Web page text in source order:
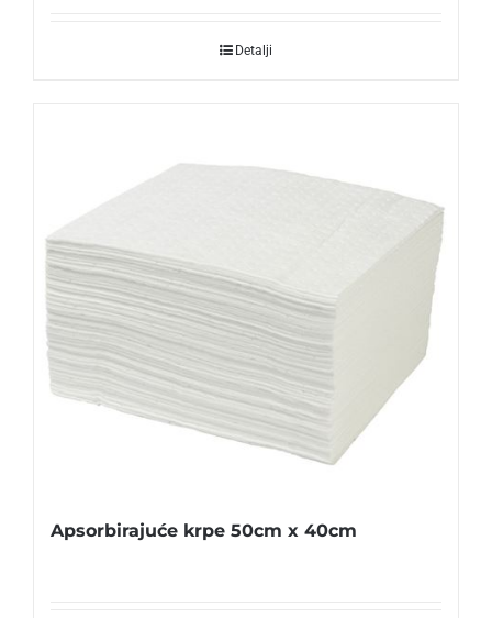
Detalji
Apsorbirajuće krpe 50cm x 40cm